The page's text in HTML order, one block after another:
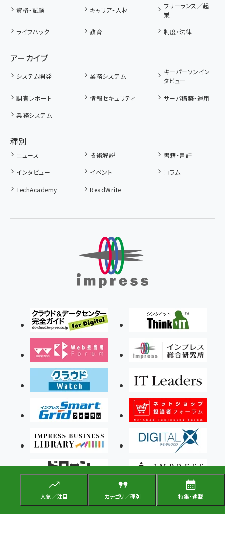
人気／注目 カテゴリ／種別 特集・連載
資格・試験 キャリア・人材
フリーランス／起
業
ライフハック
教育 制度・法律
アーカイブ
システム開発 業務システム
キーパーソンイン
タビュー
調査レポート
情報セキュリティ
サーバ構築・運用
業務システム
種別
ニュース 技術解説
書籍・書評
インタビュー
イベント
コラム
TechAcademy
ReadWrite